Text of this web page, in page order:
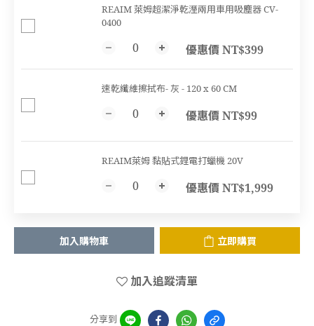
REAIM 萊姆超潔淨乾溼兩用車用吸塵器 CV-
0400
優惠價 NT$399
速乾纖維擦拭布- 灰 - 120 x 60 CM
優惠價 NT$99
REAIM萊姆 黏貼式鋰電打蠟機 20V
優惠價 NT$1,999
加入購物車 立即購買
加入追蹤清單
分享到